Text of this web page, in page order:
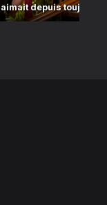
depuis toujours.